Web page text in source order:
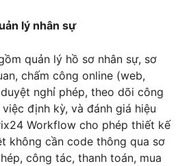
lý nhân sự
quản lý hồ sơ nhân sự, sơ
chấm công online (web,
nghỉ phép, theo dõi công
định kỳ, và đánh giá hiệu
Workflow cho phép thiết kế
không cần code thông qua sơ
công tác, thanh toán, mua